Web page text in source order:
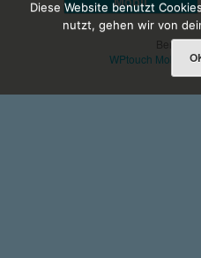
WPtouch Mobile
Diese Website benutzt
nutzt, gehen wir von